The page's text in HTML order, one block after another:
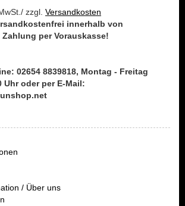
zzgl. Versandkosten
innerhalb von
per Vorauskasse!
02654 8839818, Montag - Freitag
Uhr oder per E-Mail:
/ Über uns